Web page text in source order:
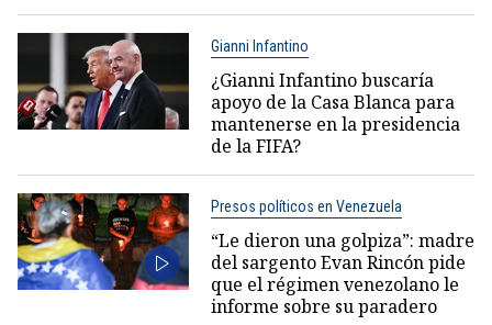
Gianni Infantino
¿Gianni Infantino buscaría
apoyo de la Casa Blanca para
mantenerse en la presidencia
de la FIFA?
Presos políticos en Venezuela
“Le dieron una golpiza”: madre
del sargento Evan Rincón pide
que el régimen venezolano le
informe sobre su paradero